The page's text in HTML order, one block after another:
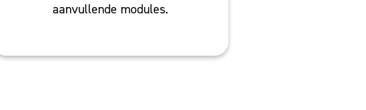
aanvullende modules.